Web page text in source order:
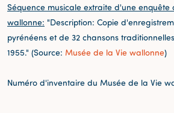
Séquence musicale extraite d'une enquête
wallonne: "Description: Copie
pyrénéens et de 32 chansons
1955." (Source: Musée de la Vie wallonne)
Numéro d'inventaire du Musée de la Vie